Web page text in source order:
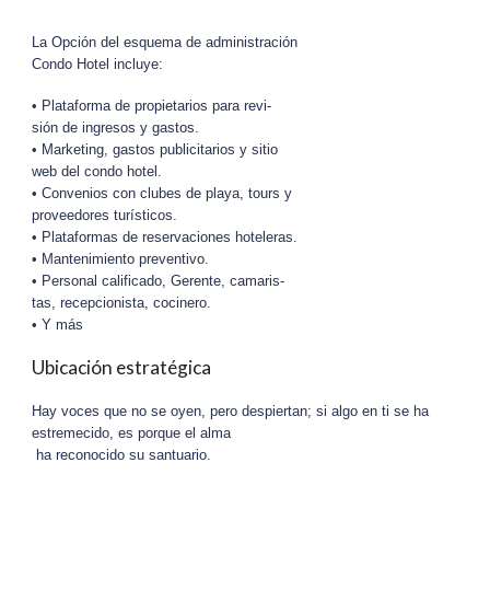
La Opción del esquema de administración
Condo Hotel incluye:
• Plataforma de propietarios para revi-
sión de ingresos y gastos.
• Marketing, gastos publicitarios y sitio
web del condo hotel.
• Convenios con clubes de playa, tours y
proveedores turísticos.
• Plataformas de reservaciones hoteleras.
• Mantenimiento preventivo.
• Personal calificado, Gerente, camaris-
tas, recepcionista, cocinero.
• Y más
Ubicación estratégica
Hay voces que no se oyen, pero despiertan; si algo en ti se ha
estremecido, es porque el alma
ha reconocido su santuario.